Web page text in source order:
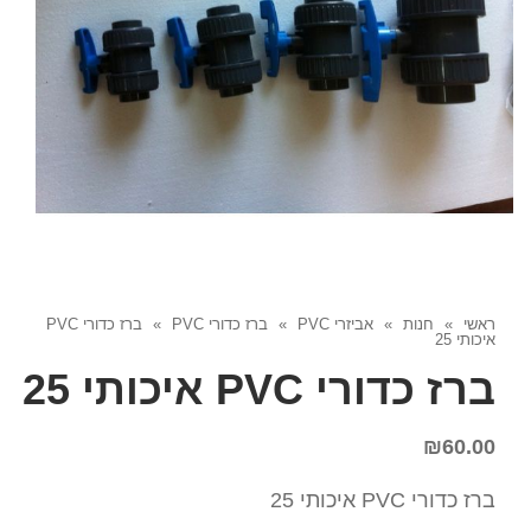
ראשי » חנות » אביזרי PVC » ברז כדורי PVC »
ברז כדורי PVC
איכותי 25
ברז כדורי PVC איכותי 25
₪60.00
ברז כדורי PVC איכותי 25